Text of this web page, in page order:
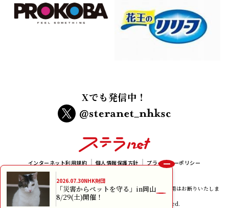
Xでも発信中！
2026.07.30NHK財団
「災害からペットを守る」in岡山
8/29(土)開催！
インターネット利用規約 個人情報保護方針
プライバシーポリシー
本サイトに掲載されている画像、イラスト及び記事の無断転載、使用はお断りいたしま
copyright NHK Foundation All rights reserved.